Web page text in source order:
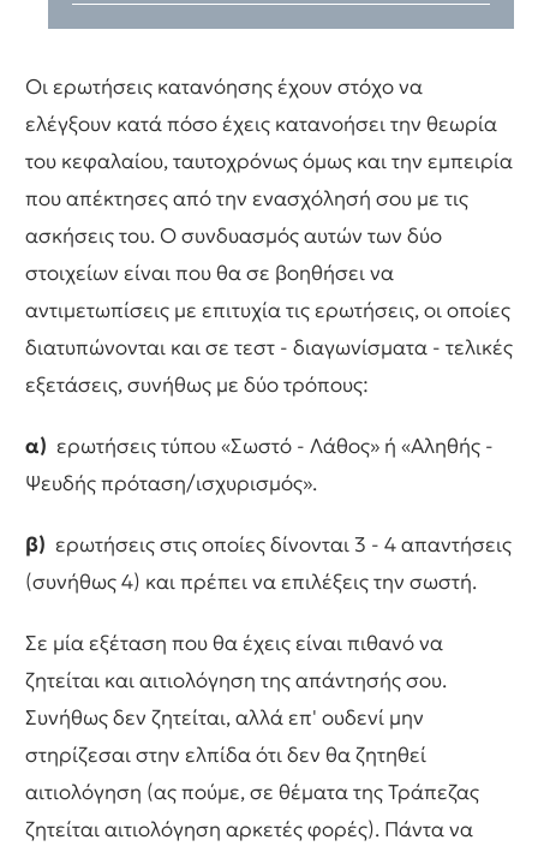
Οι ερωτήσεις κατανόησης έχουν στόχο να
ελέγξουν κατά πόσο έχεις κατανοήσει την θεωρία
του κεφαλαίου, ταυτοχρόνως όμως και την εμπειρία
που απέκτησες από την ενασχόλησή σου με τις
ασκήσεις του. Ο συνδυασμός αυτών των δύο
στοιχείων είναι που θα σε βοηθήσει να
αντιμετωπίσεις με επιτυχία τις ερωτήσεις, οι οποίες
διατυπώνονται και σε τεστ - διαγωνίσματα - τελικές
εξετάσεις, συνήθως με δύο τρόπους:
α) ερωτήσεις τύπου «Σωστό - Λάθος» ή «Αληθής -
Ψευδής πρόταση/ισχυρισμός».
β) ερωτήσεις στις οποίες δίνονται 3 - 4 απαντήσεις
(συνήθως 4) και πρέπει να επιλέξεις την σωστή.
Σε μία εξέταση που θα έχεις είναι πιθανό να
ζητείται και αιτιολόγηση της απάντησής σου.
Συνήθως δεν ζητείται, αλλά επ' ουδενί μην
στηρίζεσαι στην ελπίδα ότι δεν θα ζητηθεί
αιτιολόγηση (ας πούμε, σε θέματα της Τράπεζας
ζητείται αιτιολόγηση αρκετές φορές). Πάντα να